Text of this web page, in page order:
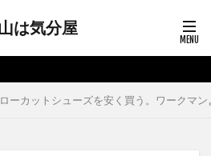
ローカットシューズを安く買う。ワークマ